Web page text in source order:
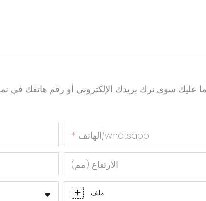
ما عليك سوى ترك بريدك الإلكتروني أو رقم هاتفك
الهاتف/whatsapp
الارتفاع (مم)
ملف